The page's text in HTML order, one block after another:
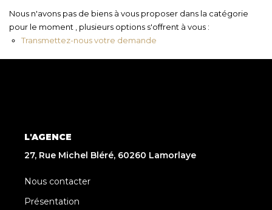
Nous n'avons pas de biens à vous proposer dans la catégorie
pour le moment , plusieurs options s'offrent à vous :
Transmettez-nous votre demande
L'AGENCE
27, Rue Michel Bléré, 60260 Lamorlaye
Nous contacter
Présentation